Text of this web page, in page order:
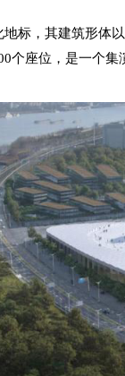
标，其建筑形
个座位，是一个